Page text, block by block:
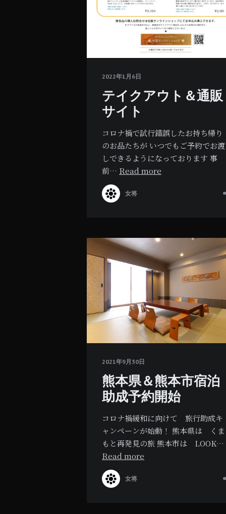
2022年1月6日
テイクアウト＆通販
サイト
コロナ禍で試行錯誤したお持ち帰り
のお品たちが いつでもご予約でお渡
しできるようになっております 事
前… Read more
女将
2021年9月30日
熊本県＆熊本市宿泊
助成予約開始
コロナ禍緩和に向けて 旅行助成キ
ャンペーンが始動！ 熊本県は くま
もと再発見の旅 熊本市は LOOK…
Read more
女将